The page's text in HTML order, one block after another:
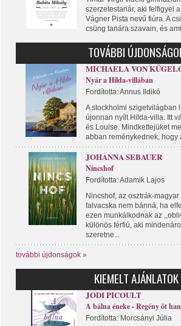
szerzetestanár, aki felfigyel
Vágner Pista nevű fiúra. A
csüng tanára szavain, és
TOVÁBBI
MICHAELA VON
Nyár a Hilda-villában
Fordította: Annus Ildikó
A stockholmi szigetvilágban
újonnan nyílt Hilda-villa. Itt
és Louise. Mindkettejüket
abban reménykednek, hogy
JOHANNA SEBAUER
Nincshof
Fordította: Adamik Lajos
Nincshof, az osztrák-
falvacska nem bánná, ha
ezen munkálkodnak az
különös férfiú, aki
szeretne...
további újdonságok »
KIEMELT AJÁNLATOK
JODI PICOULT
A bálna éneke - Regény öt
Fordította: Morcsányi Júlia